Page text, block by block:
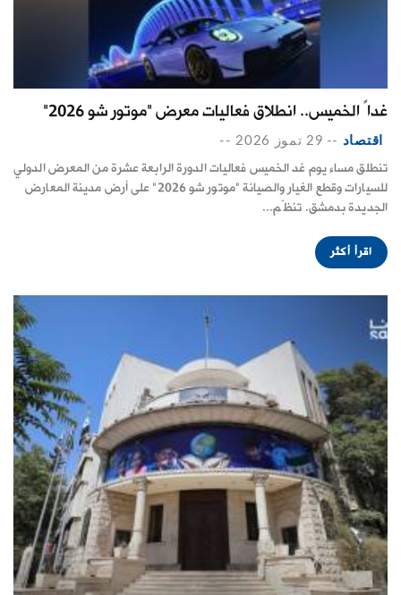
غداً الخميس.. انطلاق فعاليات معرض "موتور شو 2026"
اقتصاد -- 29 تموز 2026 --
تنطلق مساء يوم غد الخميس فعاليات الدورة الرابعة عشرة من المعرض الدولي
للسيارات وقطع الغيار والصيانة "موتور شو 2026" على أرض مدينة المعارض
الجديدة بدمشق. تنظّم...
اقرأ أكثر